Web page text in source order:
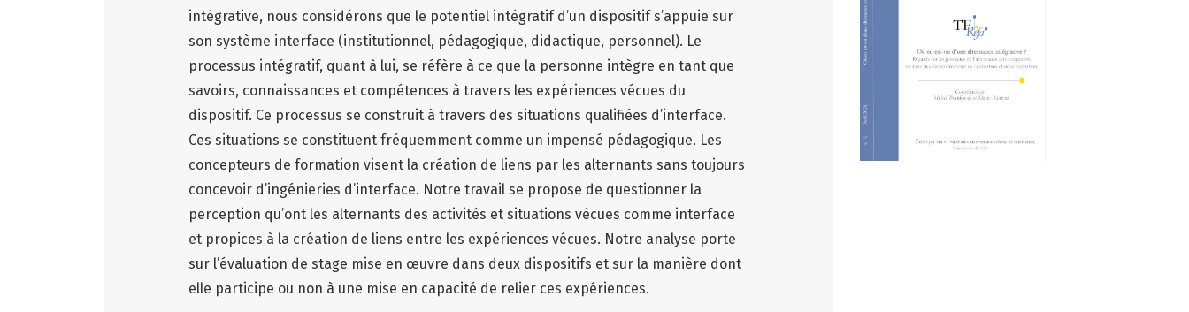
intégrative, nous considérons que le potentiel intégratif d’un dispositif s’appuie sur
son système interface (institutionnel, pédagogique, didactique, personnel). Le
processus intégratif, quant à lui, se réfère à ce que la personne intègre en tant que
savoirs, connaissances et compétences à travers les expériences vécues du
dispositif. Ce processus se construit à travers des situations qualifiées d’interface.
Ces situations se constituent fréquemment comme un impensé pédagogique. Les
concepteurs de formation visent la création de liens par les alternants sans toujours
concevoir d’ingénieries d’interface. Notre travail se propose de questionner la
perception qu’ont les alternants des activités et situations vécues comme interface
et propices à la création de liens entre les expériences vécues. Notre analyse porte
sur l’évaluation de stage mise en œuvre dans deux dispositifs et sur la manière dont
elle participe ou non à une mise en capacité de relier ces expériences.